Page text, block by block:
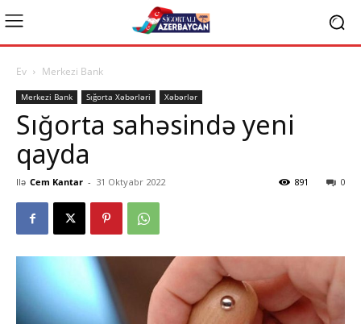
Ev Merkezi Bank
Merkezi Bank Sığorta Xəbərləri Xəbərlər
Sığorta sahəsində yeni
qayda
Ilə Cem Kantar - 31 Oktyabr 2022 0
891